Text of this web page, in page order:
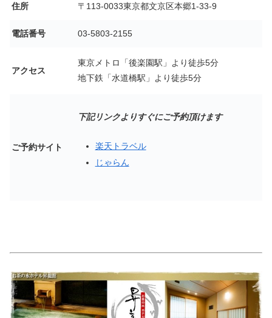
住所 〒113-0033東京都文京区本郷1-33-9
電話番号 03-5803-2155
アクセス
東京メトロ「後楽園駅」より徒歩5分
地下鉄「水道橋駅」より徒歩5分
ご予約サイト
下記リンクよりすぐにご予約頂けます
楽天トラベル
じゃらん